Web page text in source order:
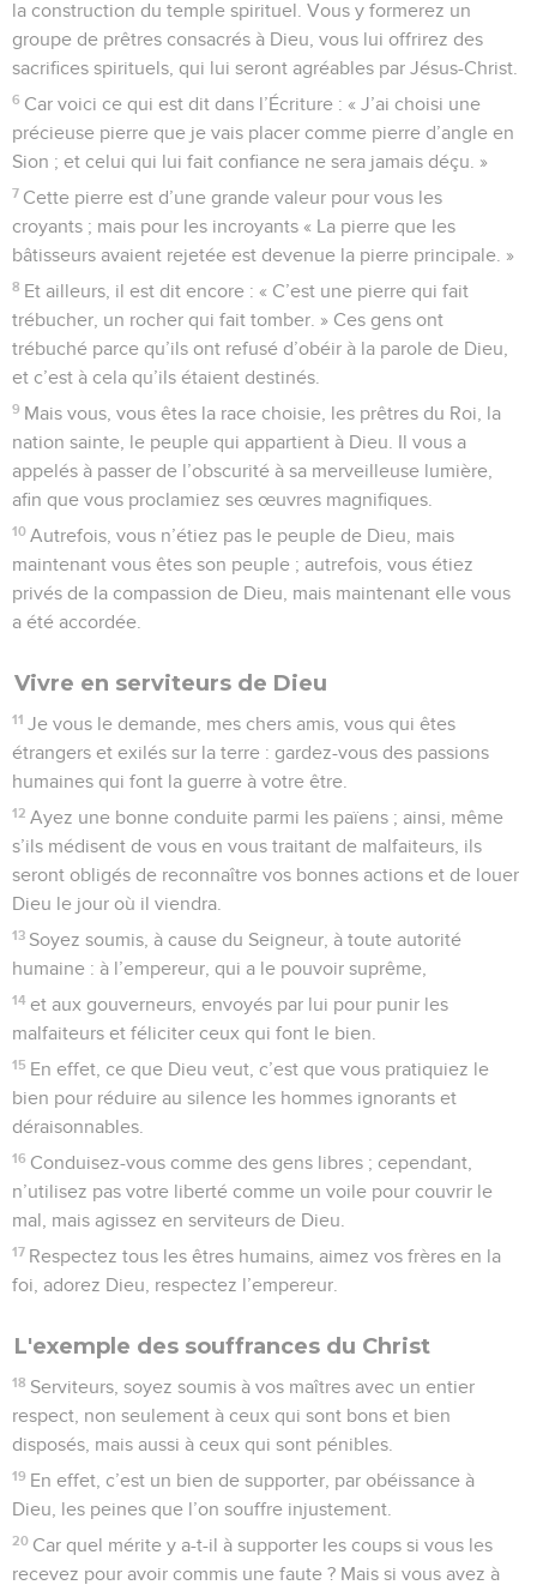
la construction du temple spirituel. Vous y formerez un
groupe de prêtres consacrés à Dieu, vous lui offrirez des
sacrifices spirituels, qui lui seront agréables par Jésus-Christ.
6 Car voici ce qui est dit dans l’Écriture : « J’ai choisi une
précieuse pierre que je vais placer comme pierre d’angle en
Sion ; et celui qui lui fait confiance ne sera jamais déçu. »
7 Cette pierre est d’une grande valeur pour vous les
croyants ; mais pour les incroyants « La pierre que les
bâtisseurs avaient rejetée est devenue la pierre principale. »
8 Et ailleurs, il est dit encore : « C’est une pierre qui fait
trébucher, un rocher qui fait tomber. » Ces gens ont
trébuché parce qu’ils ont refusé d’obéir à la parole de Dieu,
et c’est à cela qu’ils étaient destinés.
9 Mais vous, vous êtes la race choisie, les prêtres du Roi, la
nation sainte, le peuple qui appartient à Dieu. Il vous a
appelés à passer de l’obscurité à sa merveilleuse lumière,
afin que vous proclamiez ses œuvres magnifiques.
10 Autrefois, vous n’étiez pas le peuple de Dieu, mais
maintenant vous êtes son peuple ; autrefois, vous étiez
privés de la compassion de Dieu, mais maintenant elle vous
a été accordée.
Vivre en serviteurs de Dieu
11 Je vous le demande, mes chers amis, vous qui êtes
étrangers et exilés sur la terre : gardez-vous des passions
humaines qui font la guerre à votre être.
12 Ayez une bonne conduite parmi les païens ; ainsi, même
s’ils médisent de vous en vous traitant de malfaiteurs, ils
seront obligés de reconnaître vos bonnes actions et de louer
Dieu le jour où il viendra.
13 Soyez soumis, à cause du Seigneur, à toute autorité
humaine : à l’empereur, qui a le pouvoir suprême,
14 et aux gouverneurs, envoyés par lui pour punir les
malfaiteurs et féliciter ceux qui font le bien.
15 En effet, ce que Dieu veut, c’est que vous pratiquiez le
bien pour réduire au silence les hommes ignorants et
déraisonnables.
16 Conduisez-vous comme des gens libres ; cependant,
n’utilisez pas votre liberté comme un voile pour couvrir le
mal, mais agissez en serviteurs de Dieu.
17 Respectez tous les êtres humains, aimez vos frères en la
foi, adorez Dieu, respectez l’empereur.
L'exemple des souffrances du Christ
18 Serviteurs, soyez soumis à vos maîtres avec un entier
respect, non seulement à ceux qui sont bons et bien
disposés, mais aussi à ceux qui sont pénibles.
19 En effet, c’est un bien de supporter, par obéissance à
Dieu, les peines que l’on souffre injustement.
20 Car quel mérite y a-t-il à supporter les coups si vous les
recevez pour avoir commis une faute ? Mais si vous avez à